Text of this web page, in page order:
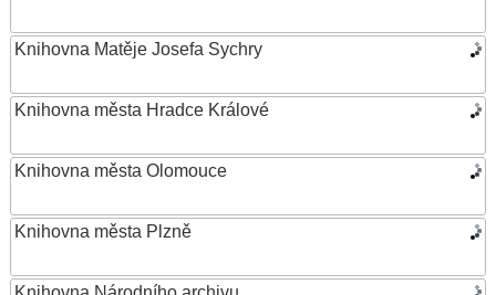
Knihovna Matěje Josefa Sychry
Knihovna města Hradce Králové
Knihovna města Olomouce
Knihovna města Plzně